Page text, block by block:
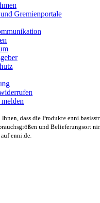
Gremienportale
dass die Produkte
und Belieferungsort
enni.de.